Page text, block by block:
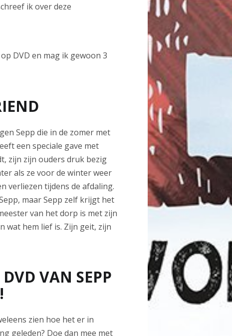
ik over deze
DVD en mag ik gewoon 3
Sepp die in de zomer met
een speciale gave met
zijn zijn ouders druk bezig
als ze voor de winter weer
verliezen tijdens de afdaling.
maar Sepp zelf krijgt het
van het dorp is met zijn
wat hem lief is. Zijn geit, zijn
VAN SEPP
zien hoe het er in
geleden? Doe dan mee met